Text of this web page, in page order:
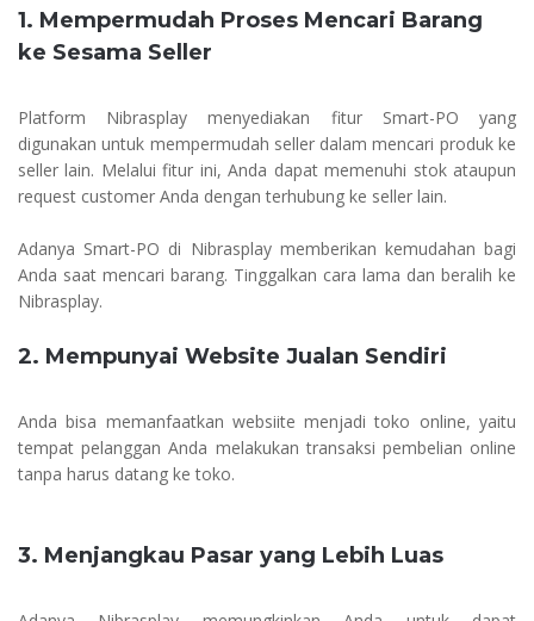
1. Mempermudah Proses Mencari Barang
ke Sesama Seller
Platform Nibrasplay menyediakan fitur Smart-PO yang
digunakan untuk mempermudah seller dalam mencari produk ke
seller lain. Melalui fitur ini, Anda dapat memenuhi stok ataupun
request customer Anda dengan terhubung ke seller lain.
Adanya Smart-PO di Nibrasplay memberikan kemudahan bagi
Anda saat mencari barang. Tinggalkan cara lama dan beralih ke
Nibrasplay.
2. Mempunyai Website Jualan Sendiri
Anda bisa memanfaatkan websiite menjadi toko online, yaitu
tempat pelanggan Anda melakukan transaksi pembelian online
tanpa harus datang ke toko.
3. Menjangkau Pasar yang Lebih Luas